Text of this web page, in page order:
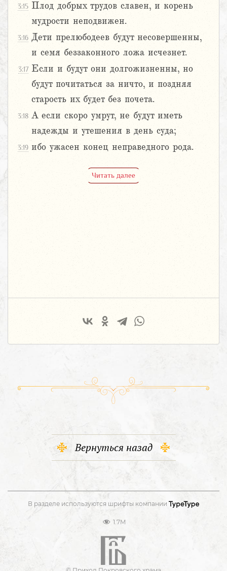
3:15 Плод добрых трудов славен, и корень
мудрости неподвижен.
3:16 Дети прелюбодеев будут несовершенны,
и семя беззаконного ложа исчезнет.
3:17 Если и будут они долгожизненны, но
будут почитаться за ничто, и поздняя
старость их будет без почета.
3:18 А если скоро умрут, не будут иметь
надежды и утешения в день суда;
3:19 ибо ужасен конец неправедного рода.
Читать далее
Вернуться назад
В разделе используются шрифты компании
1.7M